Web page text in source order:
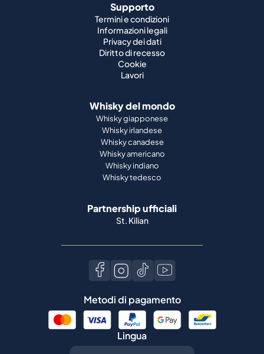
Supporto
Termini e condizioni
Informazioni legali
Privacy dei dati
Diritto di recesso
Cookie
Lavori
Whisky del mondo
Whisky giapponese
Whisky irlandese
Whisky canadese
Whisky americano
Whisky indiano
Whisky tedesco
Partnership ufficiali
St. Kilian
Metodi di pagamento
Lingua